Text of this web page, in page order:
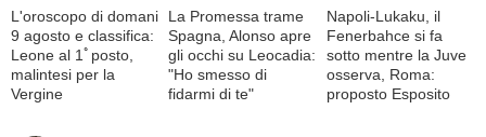
L'oroscopo di domani
9 agosto e classifica:
Leone al 1ﾟposto,
malintesi per la
Vergine
La Promessa trame
Spagna, Alonso apre
gli occhi su Leocadia:
"Ho smesso di
fidarmi di te"
Napoli-Lukaku, il
Fenerbahce si fa
sotto mentre la Juve
osserva, Roma:
proposto Esposito